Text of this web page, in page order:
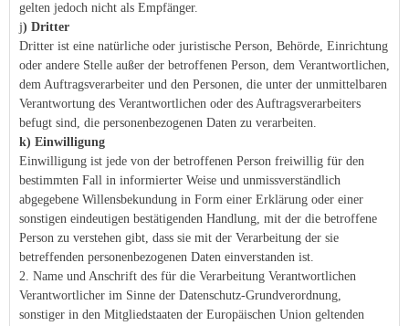
gelten jedoch nicht als Empfänger.
j) Dritter
Dritter ist eine natürliche oder juristische Person, Behörde, Einrichtung
oder andere Stelle außer der betroffenen Person, dem Verantwortlichen,
dem Auftragsverarbeiter und den Personen, die unter der unmittelbaren
Verantwortung des Verantwortlichen oder des Auftragsverarbeiters
befugt sind, die personenbezogenen Daten zu verarbeiten.
k) Einwilligung
Einwilligung ist jede von der betroffenen Person freiwillig für den
bestimmten Fall in informierter Weise und unmissverständlich
abgegebene Willensbekundung in Form einer Erklärung oder einer
sonstigen eindeutigen bestätigenden Handlung, mit der die betroffene
Person zu verstehen gibt, dass sie mit der Verarbeitung der sie
betreffenden personenbezogenen Daten einverstanden ist.
2. Name und Anschrift des für die Verarbeitung Verantwortlichen
Verantwortlicher im Sinne der Datenschutz-Grundverordnung,
sonstiger in den Mitgliedstaaten der Europäischen Union geltenden